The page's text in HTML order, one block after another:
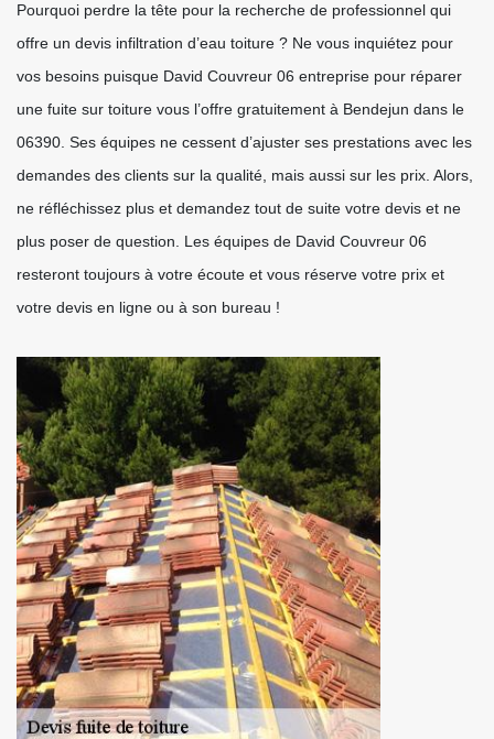
Pourquoi perdre la tête pour la recherche de professionnel qui
offre un devis infiltration d’eau toiture ? Ne vous inquiétez pour
vos besoins puisque David Couvreur 06 entreprise pour réparer
une fuite sur toiture vous l’offre gratuitement à Bendejun dans le
06390. Ses équipes ne cessent d’ajuster ses prestations avec les
demandes des clients sur la qualité, mais aussi sur les prix. Alors,
ne réfléchissez plus et demandez tout de suite votre devis et ne
plus poser de question. Les équipes de David Couvreur 06
resteront toujours à votre écoute et vous réserve votre prix et
votre devis en ligne ou à son bureau !